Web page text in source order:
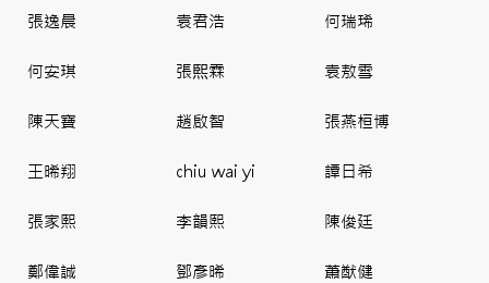
張逸晨 袁君浩 何瑞琋
何安琪 張𤋮霖 袁敖雪
陳天寶 趙啟智 張燕桓博
王晞翔 chiu wai yi 譚日希
張家熙 李韻熙 陳俊廷
鄭偉誠 鄧彥晞 蕭猷健